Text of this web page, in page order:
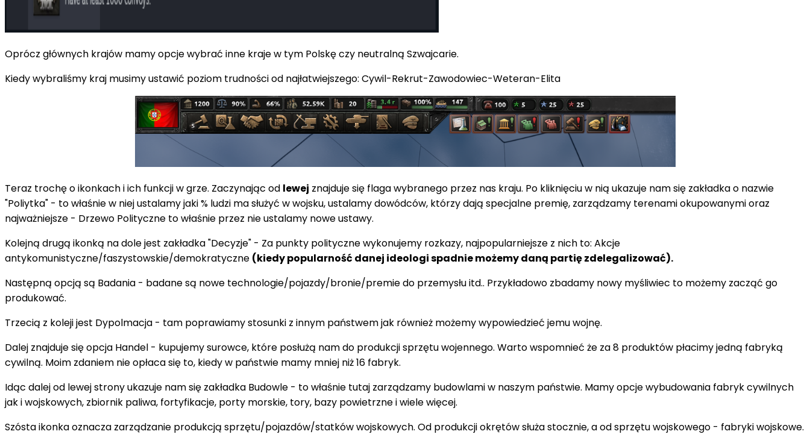
Oprócz głównych krajów mamy opcje wybrać inne kraje w tym Polskę czy neutralną Szwajcarie.
Kiedy wybraliśmy kraj musimy ustawić poziom trudności od najłatwiejszego: Cywil-Rekrut-Zawodowiec-Weteran-Elita
Teraz trochę o ikonkach i ich funkcji w grze. Zaczynając od lewej znajduje się flaga wybranego przez nas kraju. Po kliknięciu w nią ukazuje nam się zakładka o nazwie
"Poliytka" - to właśnie w niej ustalamy jaki % ludzi ma służyć w wojsku, ustalamy dowódców, którzy dają specjalne premię, zarządzamy terenami okupowanymi oraz
najważniejsze - Drzewo Polityczne to właśnie przez nie ustalamy nowe ustawy.
Kolejną drugą ikonką na dole jest zakładka "Decyzje" - Za punkty polityczne wykonujemy rozkazy, najpopularniejsze z nich to: Akcje
antykomunistyczne/faszystowskie/demokratyczne (kiedy popularność danej ideologi spadnie możemy daną partię zdelegalizować).
Następną opcją są Badania - badane są nowe technologie/pojazdy/bronie/premie do przemysłu itd.. Przykładowo zbadamy nowy myśliwiec to możemy zacząć go
produkować.
Trzecią z koleji jest Dypolmacja - tam poprawiamy stosunki z innym państwem jak również możemy wypowiedzieć jemu wojnę.
Dalej znajduje się opcja Handel - kupujemy surowce, które posłużą nam do produkcji sprzętu wojennego. Warto wspomnieć że za 8 produktów płacimy jedną fabryką
cywilną. Moim zdaniem nie opłaca się to, kiedy w państwie mamy mniej niż 16 fabryk.
Idąc dalej od lewej strony ukazuje nam się zakładka Budowle - to właśnie tutaj zarządzamy budowlami w naszym państwie. Mamy opcje wybudowania fabryk cywilnych
jak i wojskowych, zbiornik paliwa, fortyfikacje, porty morskie, tory, bazy powietrzne i wiele więcej.
Szósta ikonka oznacza zarządzanie produkcją sprzętu/pojazdów/statków wojskowych. Od produkcji okrętów służa stocznie, a od sprzętu wojskowego - fabryki wojskowe.